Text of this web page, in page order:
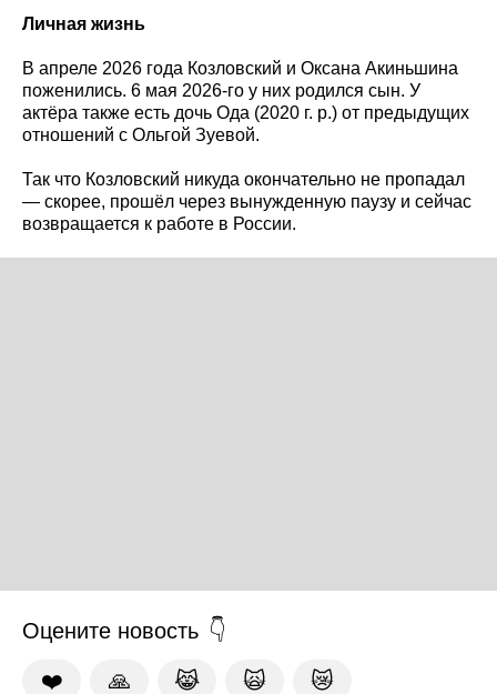
Личная жизнь
В апреле 2026 года Козловский и Оксана Акиньшина
поженились. 6 мая 2026-го у них родился сын. У
актёра также есть дочь Ода (2020 г. р.) от предыдущих
отношений с Ольгой Зуевой.
Так что Козловский никуда окончательно не пропадал
— скорее, прошёл через вынужденную паузу и сейчас
возвращается к работе в России.
Оцените новость
❤️ 🙏 😹 🙀 😿